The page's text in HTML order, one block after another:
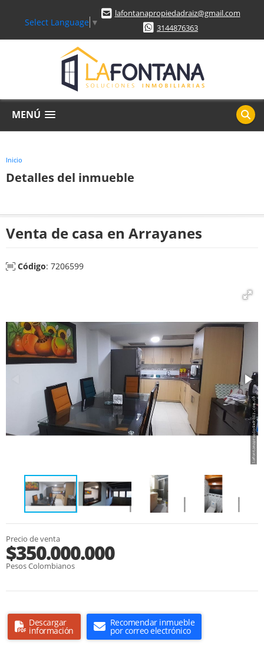
Select Language ▼
lafontanapropiedadraiz@gmail.com
3144876363
MENÚ
Inicio
Detalles del inmueble
Venta de casa en Arrayanes
Código: 7206599
Precio de venta
$350.000.000
Pesos Colombianos
Descargar
información
Recomendar inmueble
por correo electrónico